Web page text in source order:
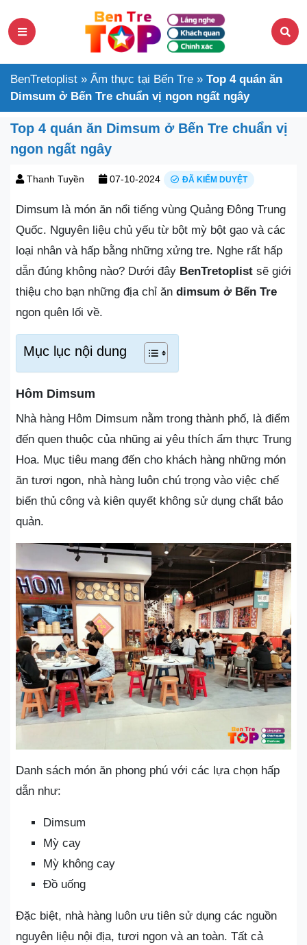
BenTretoplist » Ẩm thực tại Bến Tre » Top 4 quán ăn
Dimsum ở Bến Tre chuẩn vị ngon ngất ngây
Top 4 quán ăn Dimsum ở Bến Tre chuẩn vị
ngon ngất ngây
Thanh Tuyền 07-10-2024 ĐÃ KIỂM DUYỆT
Dimsum là món ăn nổi tiếng vùng Quảng Đông Trung
Quốc. Nguyên liệu chủ yếu từ bột mỳ bột gạo và các
loại nhân và hấp bằng những xửng tre. Nghe rất hấp
dẫn đúng không nào? Dưới đây BenTretoplist sẽ giới
thiệu cho bạn những địa chỉ ăn dimsum ở Bến Tre
ngon quên lối về.
Mục lục nội dung
Hôm Dimsum
Nhà hàng Hôm Dimsum nằm trong thành phố, là điểm
đến quen thuộc của nhũng ai yêu thích ẩm thực Trung
Hoa. Mục tiêu mang đến cho khách hàng những món
ăn tươi ngon, nhà hàng luôn chú trọng vào việc chế
biến thủ công và kiên quyết không sử dụng chất bảo
quản.
Danh sách món ăn phong phú với các lựa chọn hấp
dẫn như:
Dimsum
Mỳ cay
Mỳ không cay
Đồ uống
Đặc biệt, nhà hàng luôn ưu tiên sử dụng các nguồn
nguyên liệu nội địa, tươi ngon và an toàn. Tất cả